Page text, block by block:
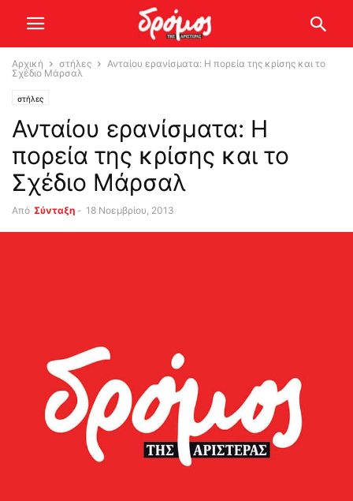
Αρχική στήλες
Ανταίου ερανίσματα: H πορεία της κρίσης και το
Σχέδιο Μάρσαλ
στήλες
Ανταίου ερανίσματα: H
πορεία της κρίσης και το
Σχέδιο Μάρσαλ
Από Σύνταξη - 18 Νοεμβρίου, 2013